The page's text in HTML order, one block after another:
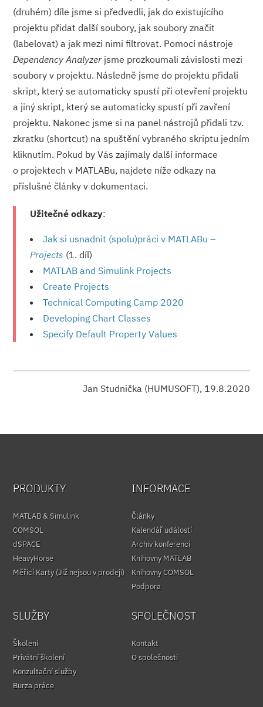
(druhém) díle jsme si předvedli, jak do existujícího
projektu přidat další soubory, jak soubory značit
(labelovat) a jak mezi nimi filtrovat. Pomocí nástroje
Dependency Analyzer jsme prozkoumali závislosti mezi
soubory v projektu. Následně jsme do projektu přidali
skript, který se automaticky spustí při otevření projektu
a jiný skript, který se automaticky spustí při zavření
projektu. Nakonec jsme si na panel nástrojů přidali tzv.
zkratku (shortcut) na spuštění vybraného skriptu jedním
kliknutím. Pokud by Vás zajímaly další informace
o projektech v MATLABu, najdete níže odkazy na
příslušné články v dokumentaci.
Užitečné odkazy:
Jak si usnadnit (spolu)práci v MATLABu –
Projects (1. díl)
MATLAB and Simulink Projects
Create Projects
Technical Computing Camp 2020
Developing Chart Classes
Specify Default Property Values
Jan Studnička (HUMUSOFT), 19.8.2020
PRODUKTY
MATLAB & Simulink
COMSOL
dSPACE
HeavyHorse
Měřicí Karty (Již nejsou v prodeji)
INFORMACE
Články
Kalendář událostí
Archiv konferencí
Knihovny MATLAB
Knihovny COMSOL
Podpora
SLUŽBY
Školení
Privátní školení
Konzultační služby
Burza práce
SPOLEČNOST
Kontakt
O společnosti